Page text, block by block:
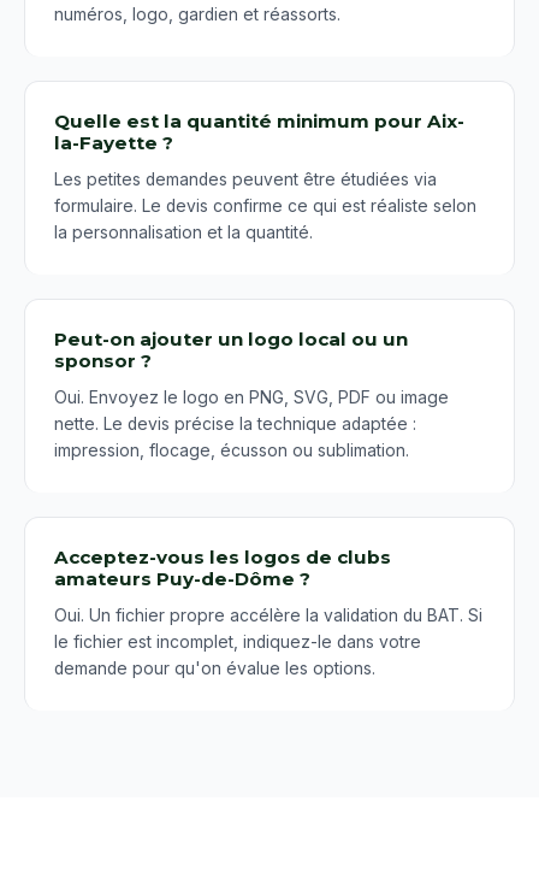
numéros, logo, gardien et réassorts.
Quelle est la quantité minimum pour Aix-
la-Fayette ?
Les petites demandes peuvent être étudiées via
formulaire. Le devis confirme ce qui est réaliste selon
la personnalisation et la quantité.
Peut-on ajouter un logo local ou un
sponsor ?
Oui. Envoyez le logo en PNG, SVG, PDF ou image
nette. Le devis précise la technique adaptée :
impression, flocage, écusson ou sublimation.
Acceptez-vous les logos de clubs
amateurs Puy-de-Dôme ?
Oui. Un fichier propre accélère la validation du BAT. Si
le fichier est incomplet, indiquez-le dans votre
demande pour qu'on évalue les options.